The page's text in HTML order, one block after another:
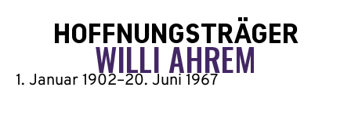
HOFFNUNGSTRÄGER
WILLI AHREM
1. Januar 1902–20. Juni 1967